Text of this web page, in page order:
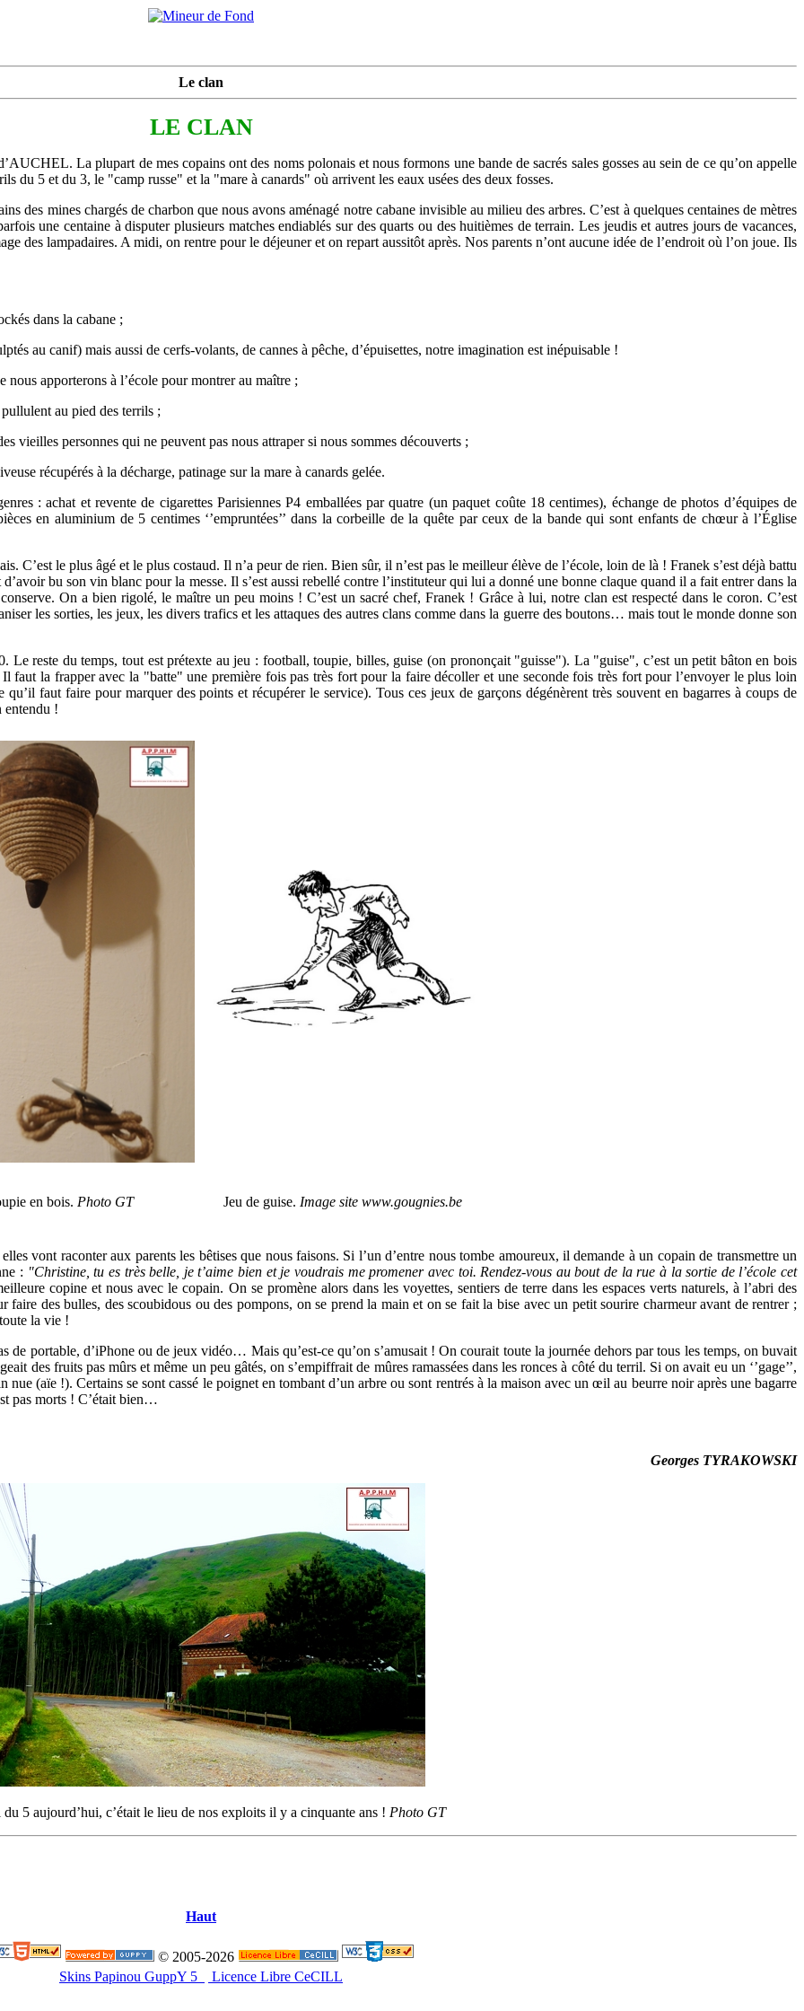
Le clan
LE CLAN
La plupart de mes copains ont des noms polonais et nous formons une bande de sacrés sales gosses au sein de ce qu’on appelle
du 5 et du 3, le "camp russe" et la "mare à canards" où arrivent les eaux usées des deux fosses.
des mines chargés de charbon que nous avons aménagé notre cabane invisible au milieu des arbres. C’est à quelques centaines de mètres
une centaine à disputer plusieurs matches endiablés sur des quarts ou des huitièmes de terrain. Les jeudis et autres jours de vacances,
des lampadaires. A midi, on rentre pour le déjeuner et on repart aussitôt après. Nos parents n’ont aucune idée de l’endroit où l’on joue. Ils
dans la cabane ;
au canif) mais aussi de cerfs-volants, de cannes à pêche, d’épuisettes, notre imagination est inépuisable !
nous apporterons à l’école pour montrer au maître ;
au pied des terrils ;
vieilles personnes qui ne peuvent pas nous attraper si nous sommes découverts ;
récupérés à la décharge, patinage sur la mare à canards gelée.
: achat et revente de cigarettes Parisiennes P4 emballées par quatre (un paquet coûte 18 centimes), échange de photos d’équipes de
en aluminium de 5 centimes ‘’empruntées’’ dans la corbeille de la quête par ceux de la bande qui sont enfants de chœur à l’Église
C’est le plus âgé et le plus costaud. Il n’a peur de rien. Bien sûr, il n’est pas le meilleur élève de l’école, loin de là ! Franek s’est déjà battu
bu son vin blanc pour la messe. Il s’est aussi rebellé contre l’instituteur qui lui a donné une bonne claque quand il a fait entrer dans la
On a bien rigolé, le maître un peu moins ! C’est un sacré chef, Franek ! Grâce à lui, notre clan est respecté dans le coron. C’est
les sorties, les jeux, les divers trafics et les attaques des autres clans comme dans la guerre des boutons… mais tout le monde donne son
Le reste du temps, tout est prétexte au jeu : football, toupie, billes, guise (on prononçait "guisse"). La "guise", c’est un petit bâton en bois
faut la frapper avec la "batte" une première fois pas très fort pour la faire décoller et une seconde fois très fort pour l’envoyer le plus loin
qu’il faut faire pour marquer des points et récupérer le service). Tous ces jeux de garçons dégénèrent très souvent en bagarres à coups de
entendu !
en bois. Photo GT Jeu de guise. Image site www.gougnies.be
vont raconter aux parents les bêtises que nous faisons. Si l’un d’entre nous tombe amoureux, il demande à un copain de transmettre un
: "Christine, tu es très belle, je t’aime bien et je voudrais me promener avec toi. Rendez-vous au bout de la rue à la sortie de l’école cet
copine et nous avec le copain. On se promène alors dans les voyettes, sentiers de terre dans les espaces verts naturels, à l’abri des
des bulles, des scoubidous ou des pompons, on se prend la main et on se fait la bise avec un petit sourire charmeur avant de rentrer ;
la vie !
de portable, d’iPhone ou de jeux vidéo… Mais qu’est-ce qu’on s’amusait ! On courait toute la journée dehors par tous les temps, on buvait
des fruits pas mûrs et même un peu gâtés, on s’empiffrait de mûres ramassées dans les ronces à côté du terril. Si on avait eu un ‘’gage’’,
(aïe !). Certains se sont cassé le poignet en tombant d’un arbre ou sont rentrés à la maison avec un œil au beurre noir après une bagarre
pas morts ! C’était bien…
Georges TYRAKOWSKI
5 aujourd’hui, c’était le lieu de nos exploits il y a cinquante ans ! Photo GT
Haut
© 2005-2026
Skins Papinou GuppY 5
Licence Libre CeCILL